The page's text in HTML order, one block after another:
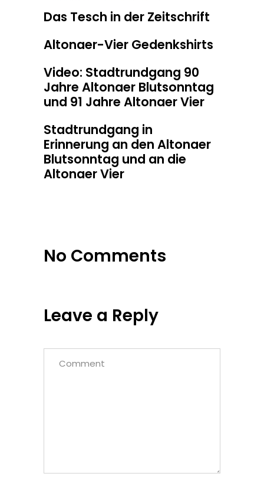
Das Tesch in der Zeitschrift
Altonaer-Vier Gedenkshirts
Video: Stadtrundgang 90
Jahre Altonaer Blutsonntag
und 91 Jahre Altonaer Vier
Stadtrundgang in
Erinnerung an den Altonaer
Blutsonntag und an die
Altonaer Vier
No Comments
Leave a Reply